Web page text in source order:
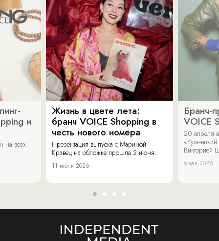
и
на всех
Жизнь в цвете лета:
бранч VOICE Shopping в
честь нового номера
Презентация выпуска с Мариной
Кравец на обложке прошла 2 июня.
11 июня 2026
Бранч-
VOICE
20 апреля
«Кузнецкий
Викторией
5 мая 2026